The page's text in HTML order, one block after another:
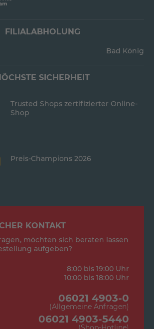
FILIALABHOLUNG
Bad König
SICHERHEIT
Trusted Shops zertifizierter Online-
Shop
Preis-Champions 2026
KONTAKT
möchten sich beraten lassen
aufgeben?
8:00 bis 19:00 Uhr
10:00 bis 18:00 Uhr
06021 4903-0
(Allgemeine Anfragen)
06021 4903-5440